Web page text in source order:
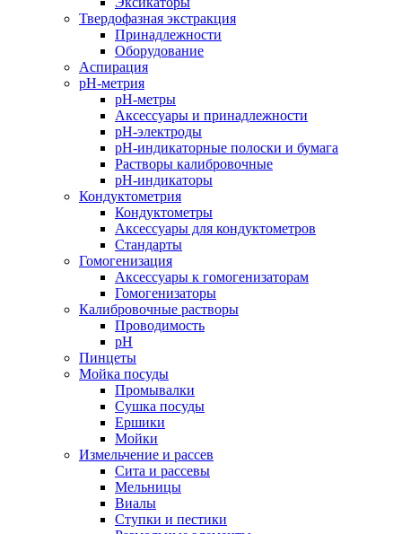
Твердофазная экстракция
Принадлежности
Оборудование
Аспирация
pH-метрия
pH-метры
Аксессуары и принадлежности
pH-электроды
pH-индикаторные полоски и бумага
Растворы калибровочные
pH-индикаторы
Кондуктометрия
Кондуктометры
Аксессуары для кондуктометров
Стандарты
Гомогенизация
Аксессуары к гомогенизаторам
Гомогенизаторы
Калибровочные растворы
Проводимость
pH
Пинцеты
Мойка посуды
Промывалки
Сушка посуды
Ершики
Мойки
Измельчение и рассев
Сита и рассевы
Мельницы
Виалы
Ступки и пестики